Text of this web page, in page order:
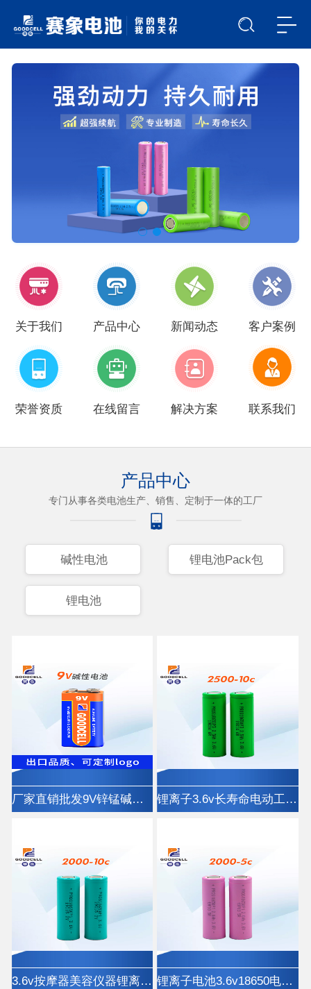
关于我们 产品中心 新闻动态 客户案例
荣誉资质 在线留言 解决方案 联系我们
产品中心
专门从事各类电池生产、销售、定制于一体的工厂
碱性电池 锂电池Pack包
锂电池
厂家直销批发9V锌锰碱性干电池6LR61高性能 锂离子3.6v长寿命电动工具医疗器械电池
3.6v按摩器美容仪器锂离子电池18650电池 锂离子电池3.6v18650电动牙刷玩具车电池